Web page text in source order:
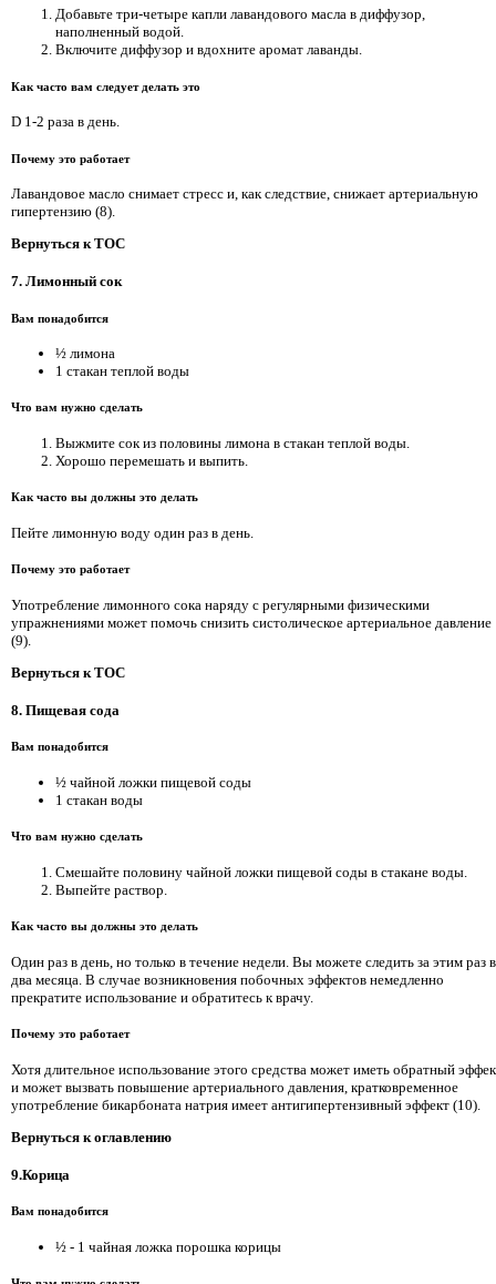
Добавьте три-четыре капли лавандового масла в диффузор,
наполненный водой.
Включите диффузор и вдохните аромат лаванды.
Как часто вам следует делать это
D 1-2 раза в день.
Почему это работает
Лавандовое масло снимает стресс и, как следствие, снижает артериальную
гипертензию (8).
Вернуться к TOC
7. Лимонный сок
Вам понадобится
½ лимона
1 стакан теплой воды
Что вам нужно сделать
Выжмите сок из половины лимона в стакан теплой воды.
Хорошо перемешать и выпить.
Как часто вы должны это делать
Пейте лимонную воду один раз в день.
Почему это работает
Употребление лимонного сока наряду с регулярными физическими
упражнениями может помочь снизить систолическое артериальное давление
(9).
Вернуться к TOC
8. Пищевая сода
Вам понадобится
½ чайной ложки пищевой соды
1 стакан воды
Что вам нужно сделать
Смешайте половину чайной ложки пищевой соды в стакане воды.
Выпейте раствор.
Как часто вы должны это делать
Один раз в день, но только в течение недели. Вы можете следить за этим раз в
два месяца. В случае возникновения побочных эффектов немедленно
прекратите использование и обратитесь к врачу.
Почему это работает
Хотя длительное использование этого средства может иметь обратный
и может вызвать повышение артериального давления, кратковременное
употребление бикарбоната натрия имеет антигипертензивный эффект (10).
Вернуться к оглавлению
9.Корица
Вам понадобится
½ - 1 чайная ложка порошка корицы